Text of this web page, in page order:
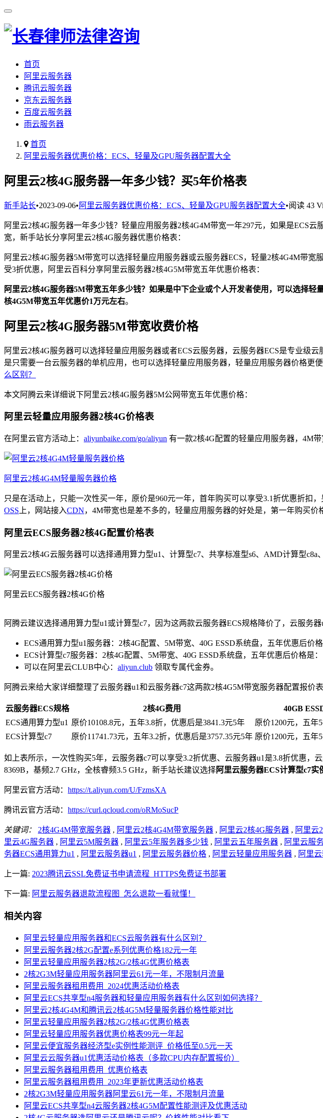
首页
阿里云服务器
腾讯云服务器
京东云服务器
百度云服务器
雨云服务器
首页
阿里云服务器优惠价格：ECS、轻量及GPU服务器配置大全
阿里云2核4G服务器一年多少钱？买5年价格表
新手站长•2023-09-06• 阿里云服务器优惠价格：ECS、轻量及GPU服务器配置大全•阅读 43
阿里云2核4G服务器一年多少钱？轻量应用服务器2核4G4M带宽一年297元，如果是ECS
宽，新手站长分享阿里云2核4G服务器优惠价格表：
阿里云2核4G服务器5M带宽可以选择轻量应用服务器或云服务器ECS，轻量2核4G4M带
受3折优惠，阿里云百科分享阿里云服务器2核4G5M带宽五年优惠价格表：
阿里云2核4G服务器5M带宽五年多少钱？如果是中下企业或个人开发者使用，可以选择
核4G5M带宽五年优惠价1万元左右。
阿里云2核4G服务器5M带宽收费价格
阿里云2核4G服务器可以选择轻量应用服务器或者ECS云服务器，云服务器ECS是专业级
是只需要一台云服务器的单机应用，也可以选择轻量应用服务器，轻量应用服务器价格更
么区别？
本文阿腾云来详细说下阿里云2核4G服务器5M公网带宽五年优惠价格：
阿里云轻量应用服务器2核4G价格表
在阿里云官方活动上： aliyunbaike.com/go/aliyun 有一款2核4G配置的轻量应用服务器，4M带
阿里云2核4G4M轻量服务器价格
只是在活动上，只能一次性买一年，原价是960元一年，首年购买可以享受3.1折优惠折扣
OSS 上，网站接入CDN，4M带宽也是差不多的，轻量应用服务器的好处是，第一年购买价
阿里云ECS服务器2核4G配置价格表
阿里云2核4G云服务器可以选择通用算力型u1、计算型c7、共享标准型s6、AMD计算型c8a
阿里云ECS服务器2核4G价格
阿腾云建议选择通用算力型u1或计算型c7，因为这两款云服务器ECS规格降价了，云服务
ECS通用算力型u1服务器：2核4G配置、5M带宽、40G ESSD系统盘，五年优惠后价格
ECS计算型c7服务器：2核4G配置、5M带宽、40G ESSD系统盘，五年优惠后价格是：
可以在阿里云CLUB中心： aliyun.club 领取专属代金券。
阿腾云来给大家详细整理了云服务器u1和云服务器c7这两款2核4G5M带宽服务器配置报价表
云服务器ECS规格 2核4G费用 40GB
ECS通用算力型u1 原价10108.8元，五年3.8折，优惠后是3841.3元5年 原价1200元，五年
ECS计算型c7
原价11741.73元，五年3.2折，优惠后是3757.35元5年 原价1200元，五年
如上表所示，一次性购买5年，云服务器c7可以享受3.2折优惠、云服务器u1是3.8折优惠，
8369B，基频2.7 GHz，全核睿频3.5 GHz，新手站长建议选择阿里云服务器ECS计算型c7
阿里云官方活动： https://t.aliyun.com/U/FzmsXA
腾讯云官方活动： https://curl.qcloud.com/oRMoSucP
关键词： 2核4G4M带宽服务器 , 阿里云2核4G4M带宽服务器 , 阿里云2核4G服务器 , 阿里云
里云4G服务器 , 阿里云5M服务器 , 阿里云5年服务器多少钱 , 阿里云五年服务器 , 阿里云服
务器ECS通用算力u1 , 阿里云服务器u1 , 阿里云服务器价格 , 阿里云轻量应用服务器 , 阿里
上一篇: 2023腾讯云SSL免费证书申请流程_HTTPS免费证书部署
下一篇: 阿里云服务器退款流程图_怎么退款一看就懂！
相关内容
阿里云轻量应用服务器和ECS云服务器有什么区别？
阿里云服务器2核2G配置e系列优惠价格182元一年
阿里云轻量应用服务器2核2G/2核4G优惠价格表
2核2G3M轻量应用服务器阿里云61元一年，不限制月流量
阿里云服务器租用费用_2024优惠活动价格表
阿里云ECS共享型n4服务器和轻量应用服务器有什么区别如何选择？
阿里云2核4G4M和腾讯云2核4G5M轻量服务器价格性能对比
阿里云轻量应用服务器2核2G/2核4G优惠价格表
阿里云轻量应用服务器优惠价格表99元一年起
阿里云便宜服务器经济型e实例性能测评_价格低至0.5元一天
阿里云云服务器u1优惠活动价格表（多款CPU内存配置报价）
阿里云服务器租用费用_优惠价格表
阿里云服务器租用费用_2023年更新优惠活动价格表
2核2G3M轻量应用服务器阿里云61元一年，不限制月流量
阿里云ECS共享型n4云服务器2核4G5M配置性能测评及优惠活动